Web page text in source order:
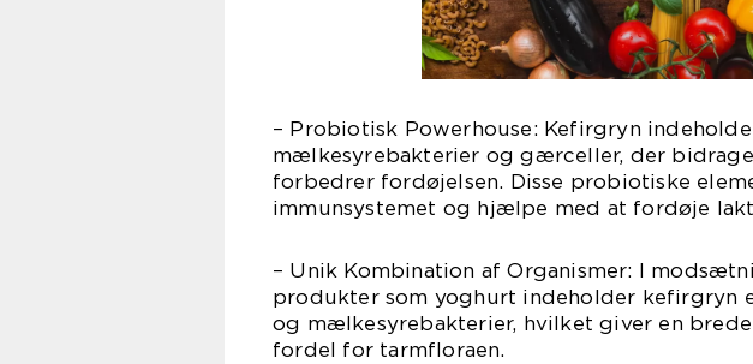
– Probiotisk Powerhouse: Kefirgryn
mælkesyrebakterier og gærceller, der
forbedrer fordøjelsen. Disse probiotiske
immunsystemet og hjælpe med at fordøje
– Unik Kombination af Organismer: I
produkter som yoghurt indeholder kefirgryn
og mælkesyrebakterier, hvilket giver en
fordel for tarmfloraen.